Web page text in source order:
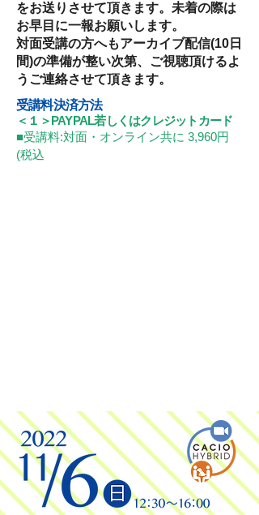
をお送りさせて頂きます。未着の際は
お早目に一報お願いします。
対面受講の方へもアーカイブ配信(10日
間)の準備が整い次第、ご視聴頂けるよ
うご連絡させて頂きます。
受講料決済方法
＜１＞PAYPAL若しくはクレジットカード
■受講料:対面・オンライン共に 3,960円
(税込